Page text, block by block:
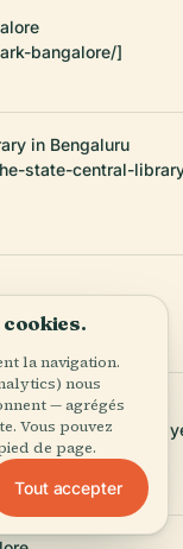
bangalore/]
in Bengaluru
state-central-
cubbon-park/]
574392/sheshadri-
cookies.
la navigation.
nous
— agrégés
Vous pouvez
de page.
Tout accepter